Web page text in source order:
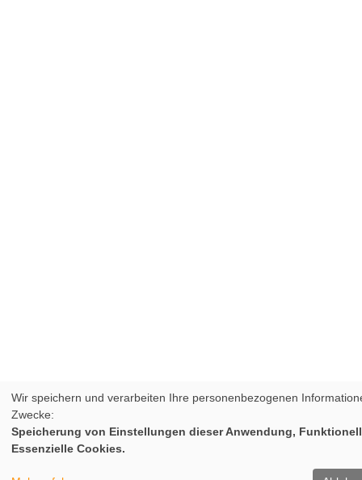
Wir speichern und verarbeiten Ihre personenbezogenen
Zwecke:
Speicherung von Einstellungen dieser Anwendung,
Essenzielle Cookies.